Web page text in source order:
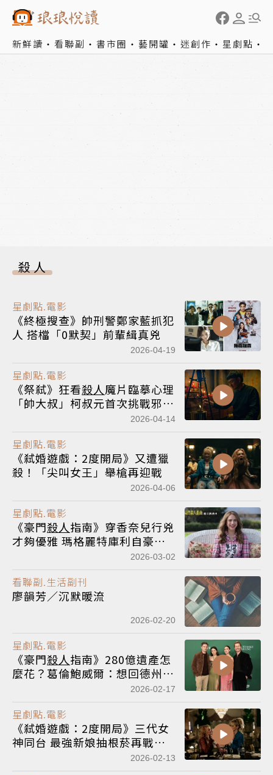
新鮮讀 看聯副 書市圈 藝開罐 迷創作 星劇點
殺人
星劇點.電影
《終極搜查》帥刑警鄭家藍抓犯
人 搭檔「0默契」前輩緝真兇
2026-04-19
星劇點.電影
《祭弒》狂看殺人魔片臨摹心理
「帥大叔」柯叔元首次挑戰邪教
2026-04-14
星劇點.電影
《弒婚遊戲：2度開局》又遭獵
殺！「尖叫女王」舉槍再迎戰
2026-04-06
星劇點.電影
《豪門殺人指南》穿香奈兒行兇
才夠優雅 瑪格麗特庫利自豪：
2026-03-02
看聯副.生活副刊
廖韻芳／沉默暖流
2026-02-20
星劇點.電影
《豪門殺人指南》280億遺產怎
麼花？葛倫鮑威爾：想回德州蓋
2026-02-17
星劇點.電影
《弒婚遊戲：2度開局》三代女
神同台 最強新娘抽根菸再戰殺
2026-02-13